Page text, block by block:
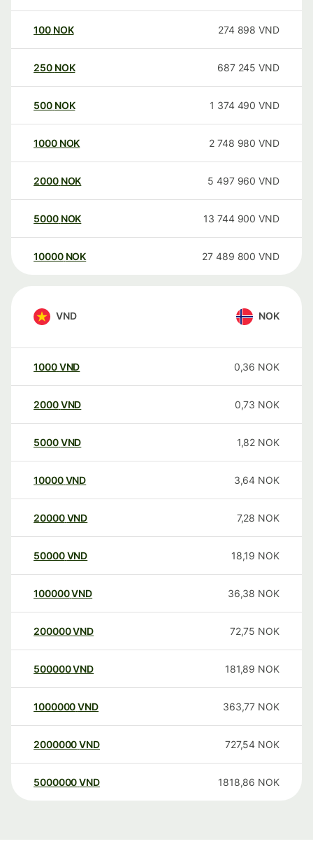
100 NOK 274 898 VND
250 NOK 687 245 VND
500 NOK 1 374 490 VND
1000 NOK 2 748 980 VND
2000 NOK 5 497 960 VND
5000 NOK 13 744 900 VND
10000 NOK 27 489 800 VND
VND NOK
1000VND 0,36 NOK
2000VND 0,73 NOK
5000VND 1,82 NOK
10000 VND 3,64 NOK
20000 VND 7,28 NOK
50000 VND 18,19 NOK
100000VND 36,38 NOK
200000VND 72,75 NOK
500000VND 181,89 NOK
1000000VND 363,77 NOK
2000000VND 727,54 NOK
5000000VND 1818,86 NOK